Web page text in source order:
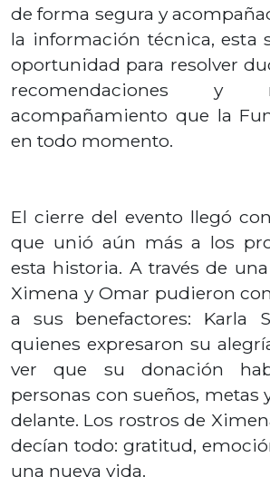
de forma segura y
la información técnica, esta
oportunidad para resolver
recomendaciones y
acompañamiento que la
en todo momento.
El cierre del evento llegó
que unió aún más a los
esta historia. A través de
Ximena y Omar pudieron
a sus benefactores: Karla
quienes expresaron su
ver que su donación
personas con sueños, metas
delante. Los rostros de
decían todo: gratitud,
una nueva vida.